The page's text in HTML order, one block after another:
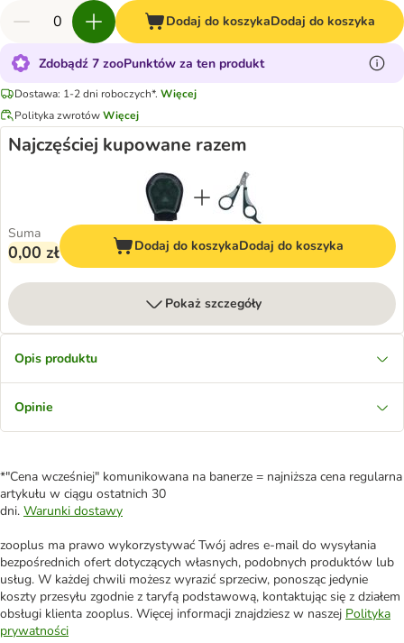
Dodaj do koszykaDodaj do koszyka
Zdobądź 7 zooPunktów za ten produkt
Dostawa: 1-2 dni roboczych*. Więcej
Polityka zwrotówWięcej
Najczęściej kupowane razem
Suma
0,00 zł Dodaj do koszykaDodaj do koszyka
Pokaż szczegóły
Opis produktu
Opinie
*"Cena wcześniej" komunikowana na banerze = najniższa cena regularna
artykułu w ciągu ostatnich 30
dni. Warunki dostawy
zooplus ma prawo wykorzystywać Twój adres e-mail do wysyłania
bezpośrednich ofert dotyczących własnych, podobnych produktów lub
usług. W każdej chwili możesz wyrazić sprzeciw, ponosząc jedynie
koszty przesyłu zgodnie z taryfą podstawową, kontaktując się z działem
obsługi klienta zooplus. Więcej informacji znajdziesz w naszej Polityka
prywatności